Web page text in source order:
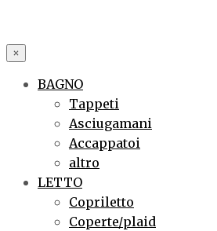
×
BAGNO
Tappeti
Asciugamani
Accappatoi
altro
LETTO
Copriletto
Coperte/plaid